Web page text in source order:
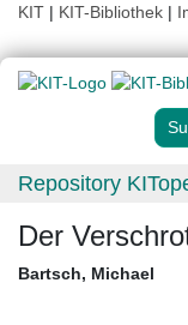
KIT | KIT-Bibliothek |
Repository
Der
Bartsch, Michael